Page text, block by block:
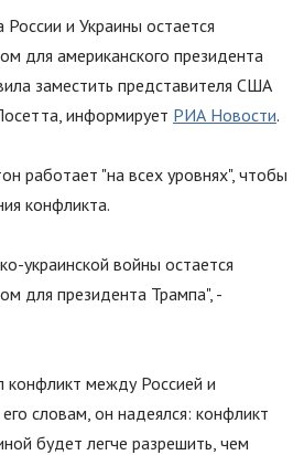
и Украины остается
для американского президента
заместить представителя США
информирует РИА Новости.
работает "на всех уровнях", чтобы
конфликта.
украинской войны остается
для президента Трампа", -
конфликт между Россией и
словам, он надеялся: конфликт
будет легче разрешить, чем